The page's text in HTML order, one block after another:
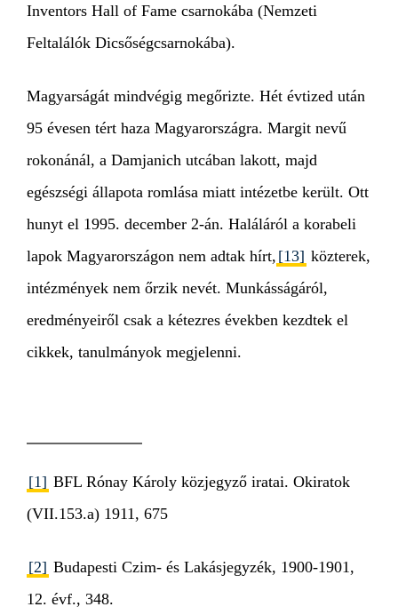
Inventors Hall of Fame csarnokába (Nemzeti
Feltalálók Dicsőségcsarnokába).
Magyarságát mindvégig megőrizte. Hét évtized után
95 évesen tért haza Magyarországra. Margit nevű
rokonánál, a Damjanich utcában lakott, majd
egészségi állapota romlása miatt intézetbe került. Ott
hunyt el 1995. december 2-án. Haláláról a korabeli
lapok Magyarországon nem adtak hírt, [13] közterek,
intézmények nem őrzik nevét. Munkásságáról,
eredményeiről csak a kétezres években kezdtek el
cikkek, tanulmányok megjelenni.
[1] BFL Rónay Károly közjegyző iratai. Okiratok
(VII.153.a) 1911, 675
[2] Budapesti Czim- és Lakásjegyzék, 1900-1901,
12. évf., 348.